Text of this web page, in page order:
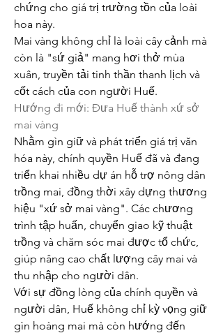
chứng cho giá trị trường tồn của loài
hoa này.
Mai vàng không chỉ là loài cây cảnh mà
còn là "sứ giả" mang hơi thở mùa
xuân, truyền tải tinh thần thanh lịch và
cốt cách của con người Huế.
Hướng đi mới: Đưa Huế thành xứ sở
mai vàng
Nhằm gìn giữ và phát triển giá trị văn
hóa này, chính quyền Huế đã và đang
triển khai nhiều dự án hỗ trợ nông dân
trồng mai, đồng thời xây dựng thương
hiệu "xứ sở mai vàng". Các chương
trình tập huấn, chuyển giao kỹ thuật
trồng và chăm sóc mai được tổ chức,
giúp nâng cao chất lượng cây mai và
thu nhập cho người dân.
Với sự đồng lòng của chính quyền và
người dân, Huế không chỉ kỳ vọng giữ
gìn hoàng mai mà còn hướng đến